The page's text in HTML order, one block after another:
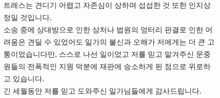
트레스는 견디기 어렵고 자존심이 상하며 섭섭한 것 또한 인지상
정일 것입니다.
소송 중에 상대방으로 인한 상처나 법원의 엉터리 판결로 인한 어
려움은 견딜 수 있었어도 일가의 불신과 오해가 저에게는 더 큰 고
통이었습니다만, 스스로 나선 일이었고 저를 믿고 맡겨주신 문중
원들의 전폭적인 지원 덕분에 재판에 승소하게 된 점으로 위로하
고 있습니다.
긴 세월동안 저를 믿고 도와주신 일가님들에게 감사드립니다.